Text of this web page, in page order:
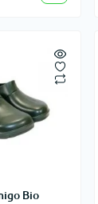
Bio